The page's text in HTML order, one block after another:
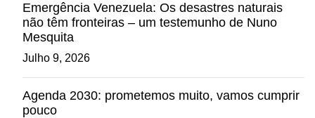
Emergência Venezuela: Os desastres naturais
não têm fronteiras – um testemunho de Nuno
Mesquita
Julho 9, 2026
Agenda 2030: prometemos muito, vamos cumprir
pouco